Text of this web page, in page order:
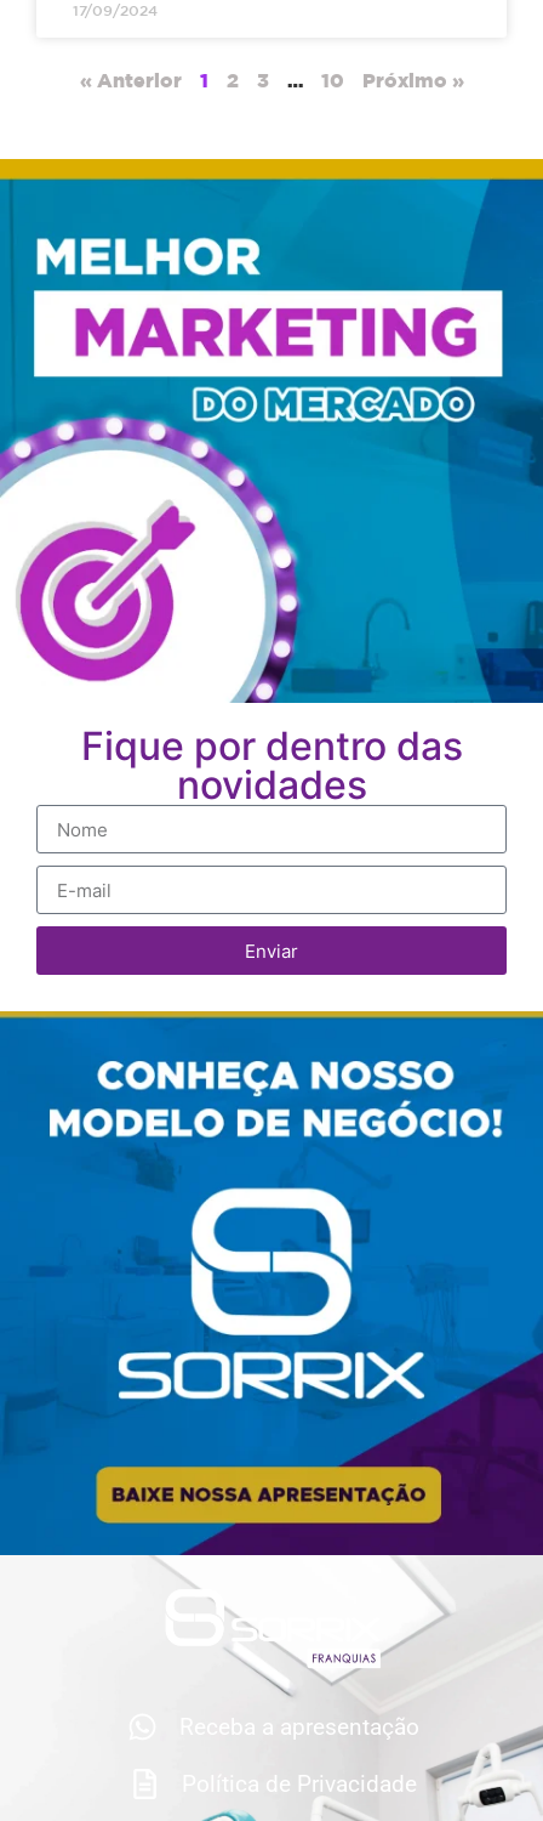
17/09/2024
« Anterior 1 2 3 … 10 Próximo »
Fique por dentro das
novidades
Enviar
Receba a apresentação
Política de Privacidade